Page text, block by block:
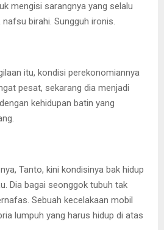
mengisi sarangnya yang selalu
birahi. Sungguh ironis.
itu, kondisi perekonomiannya
pesat, sekarang dia menjadi
kehidupan batin yang
Tanto, kini kondisinya bak hidup
Dia bagai seonggok tubuh tak
Sebuah kecelakaan mobil
lumpuh yang harus hidup di atas